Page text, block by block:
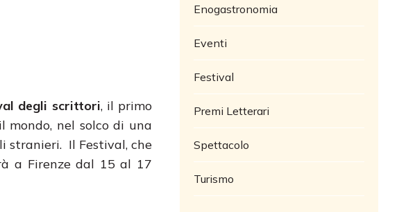
degli scrittori, il primo
nel solco di una
stranieri. Il Festival, che
a Firenze dal 15 al 17
Enogastronomia
Eventi
Festival
Premi Letterari
Spettacolo
Turismo